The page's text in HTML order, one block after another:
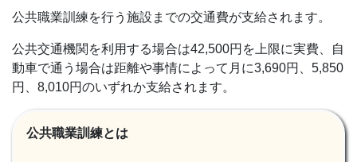
公共職業訓練を行う施設までの交通費が支給されます。
公共交通機関を利用する場合は42,500円を上限に実費、自
動車で通う場合は距離や事情によって月に3,690円、5,850
円、8,010円のいずれか支給されます。
公共職業訓練とは